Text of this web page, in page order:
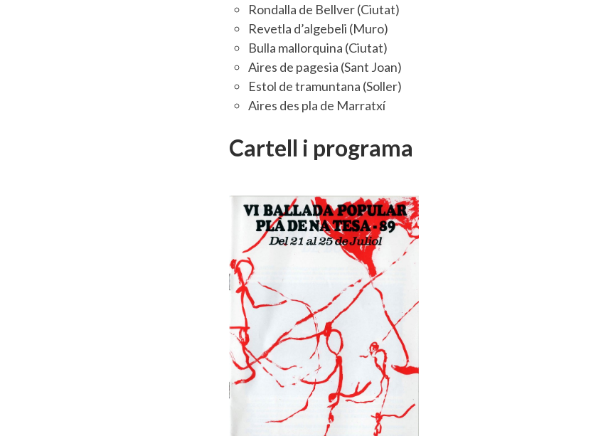
Rondalla de Bellver (Ciutat)
Revetla d’algebeli (Muro)
Bulla mallorquina (Ciutat)
Aires de pagesia (Sant Joan)
Estol de tramuntana (Soller)
Aires des pla de Marratxí
Cartell i programa